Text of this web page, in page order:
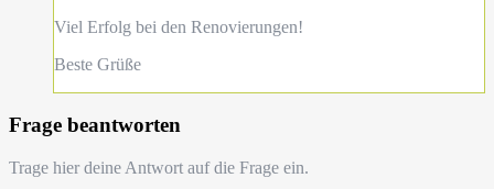
Viel Erfolg bei den Renovierungen!
Beste Grüße
Frage beantworten
Trage hier deine Antwort auf die Frage ein.